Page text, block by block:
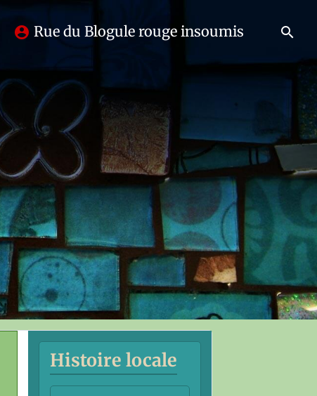
Rue du Blogule rouge insoumis
Histoire locale